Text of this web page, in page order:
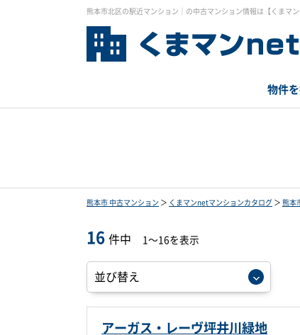
熊本市北区の駅近マンション｜の中古マンション情報は【くまマン
物件
熊本市 中古マンション ＞ くまマンnetマンションカタログ ＞ 熊本
16 件中 1～16を表示
アーガス・レーヴ坪井川緑地